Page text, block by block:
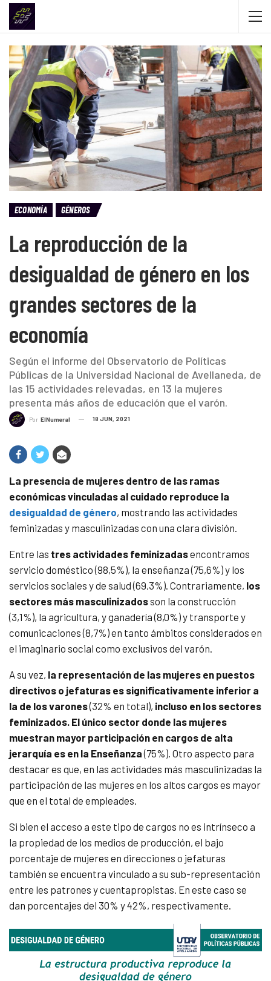
ECONOMÍA GÉNEROS
La reproducción de la
desigualdad de género en los
grandes sectores de la
economía
Según el informe del Observatorio de Políticas
Públicas de la Universidad Nacional de Avellaneda, de
las 15 actividades relevadas, en 13 la mujeres
presenta más años de educación que el varón.
Por ElNumeral 18 JUN, 2021
La presencia de mujeres dentro de las ramas
económicas vinculadas al cuidado reproduce la
desigualdad de género, mostrando las actividades
feminizadas y masculinizadas con una clara división.
Entre las tres actividades feminizadasencontramos
servicio doméstico (98,5%), la enseñanza (75,6%) y los
servicios sociales y de salud (69,3%). Contrariamente, los
sectores más masculinizadosson la construcción
(3,1%), la agricultura, y ganadería (8,0%) y transporte y
comunicaciones (8,7%) en tanto ámbitos considerados en
el imaginario social como exclusivos del varón.
A su vez, la representación de las mujeres en puestos
directivos o jefaturas es significativamente inferior a
la de los varones(32% en total), incluso en los sectores
feminizados. El único sector donde las mujeres
muestran mayor participación en cargos de alta
jerarquía es en la Enseñanza(75%). Otro aspecto para
destacar es que, en las actividades más masculinizadas la
participación de las mujeres en los altos cargos es mayor
que en el total de empleades.
Si bien el acceso a este tipo de cargos no es intrínseco a
la propiedad de los medios de producción, el bajo
porcentaje de mujeres en direcciones o jefaturas
también se encuentra vinculado a su sub-representación
entre les patrones y cuentapropistas. En este caso se
dan porcentajes del 30% y 42%, respectivamente.